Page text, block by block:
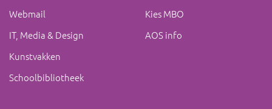
Webmail
IT, Media & Design
Kunstvakken
Schoolbibliotheek
Kies MBO
AOS info